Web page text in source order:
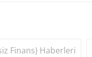
Finans) Haberleri